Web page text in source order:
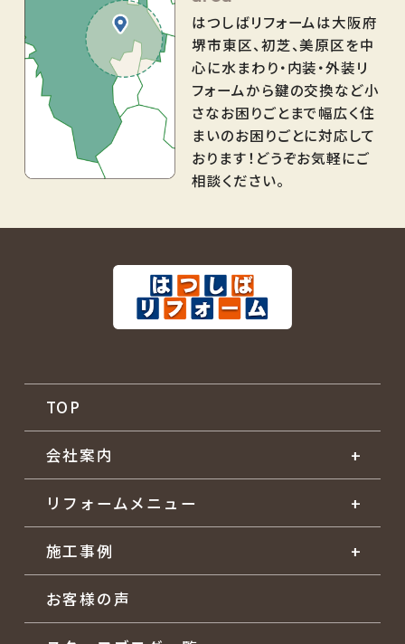
はつしばリフォームは大阪府
堺市東区、初芝、美原区を中
心に水まわり・内装・外装リ
フォームから鍵の交換など小
さなお困りごとまで幅広く住
まいのお困りごとに対応して
おります！どうぞお気軽にご
相談ください。
TOP
会社案内
リフォームメニュー
施工事例
お客様の声